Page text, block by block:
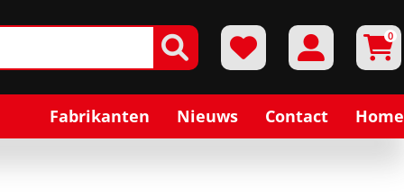
0
Fabrikanten Nieuws Contact Home